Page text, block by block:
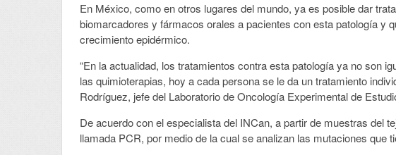
En México, como en otros lugares del mundo, ya es posible dar
biomarcadores y fármacos orales a pacientes con esta patología y
crecimiento epidérmico.
“En la actualidad, los tratamientos contra esta patología ya no son
las quimioterapias, hoy a cada persona se le da un tratamiento
Rodríguez, jefe del Laboratorio de Oncología Experimental de
De acuerdo con el especialista del INCan, a partir de muestras del
llamada PCR, por medio de la cual se analizan las mutaciones que